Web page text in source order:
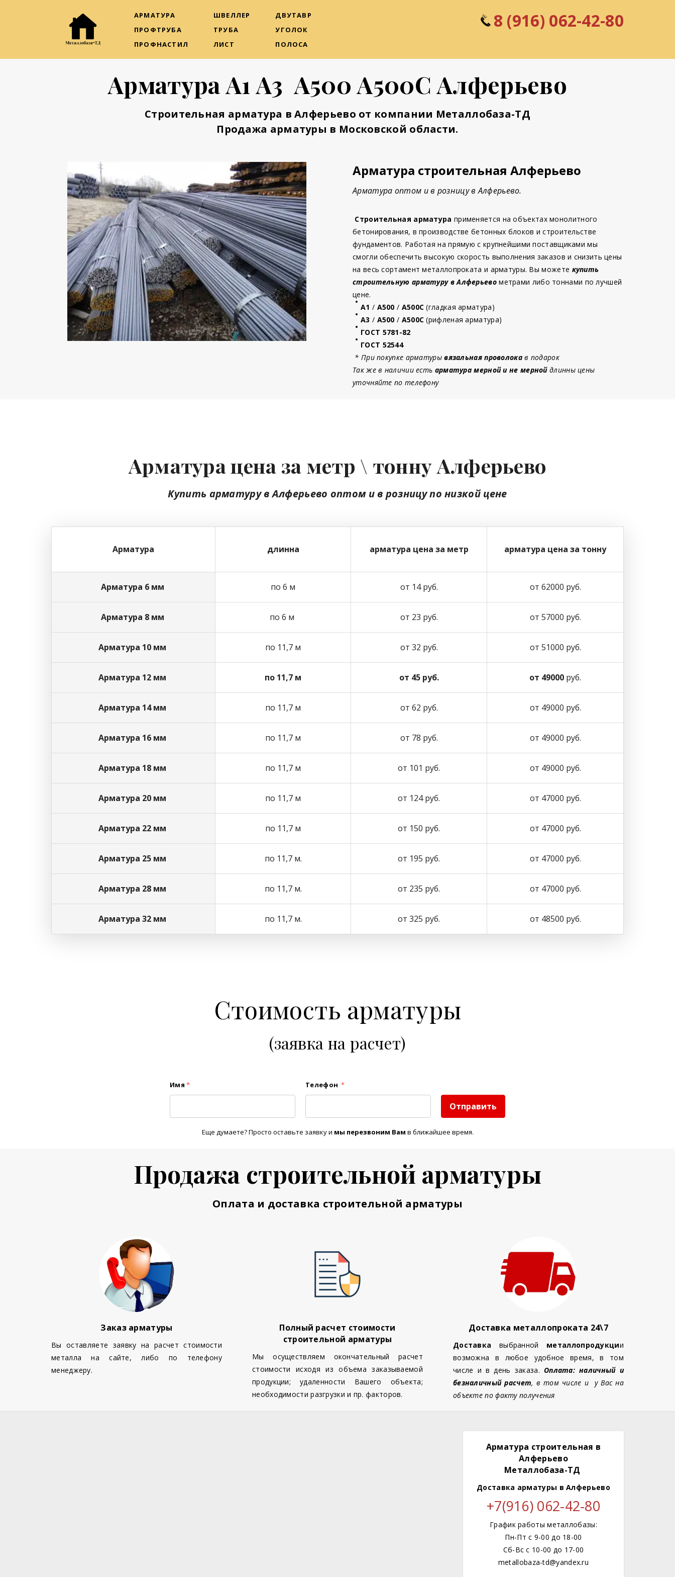
АРМАТУРА
ПРОФТРУБА
ПРОФНАСТИЛ
ШВЕЛЛЕР
ТРУБА
ЛИСТ
ДВУТАВР
УГОЛОК
ПОЛОСА
8 (916) 062-42-80
Арматура А1 А3 А500 А500С Алферьево
Строительная арматура в Алферьево от компании Металлобаза-ТД
Продажа арматуры в Московской области.
Арматура строительная Алферьево
Арматура оптом и в розницу в Алферьево.
Строительная арматура применяется на объектах монолитного
бетонирования, в производстве бетонных блоков и строительстве
фундаментов. Работая на прямую с крупнейшими поставщиками мы
смогли обеспечить высокую скорость выполнения заказов и снизить цены
на весь сортамент металлопроката и арматуры. Вы можете купить
строительную арматуру в Алферьевометрами либо тоннами по лучшей
цене.
А1 / А500 / А500С (гладкая арматура)
А3 / А500 / А500С (рифленая арматура)
ГОСТ 5781-82
ГОСТ 52544
* При покупке арматурывязальная проволокав подарок
Так же в наличии есть арматура мерной и не мернойдлинны цены
уточняйте по телефону
Арматура цена за метр \ тонну Алферьево
Купить арматуру в Алферьево оптоми в розницупо низкой цене
Арматура длинна арматура цена за метр арматура цена за тонну
Арматура 6 мм по 6 м от 14 руб. от 62000 руб.
Арматура 8 мм по 6 м от 23 руб. от 57000 руб.
Арматура 10 мм по 11,7 м от 32 руб. от 51000 руб.
Арматура 12 мм по 11,7 м от 45 руб. от 49000 руб.
Арматура 14 мм по 11,7 м от 62 руб. от 49000 руб.
Арматура 16 мм по 11,7 м от 78 руб. от 49000 руб.
Арматура 18 мм по 11,7 м от 101 руб. от 49000 руб.
Арматура 20 мм по 11,7 м от 124 руб. от 47000 руб.
Арматура 22 мм по 11,7 м от 150 руб. от 47000 руб.
Арматура 25 мм по 11,7 м. от 195 руб. от 47000 руб.
Арматура 28 мм по 11,7 м. от 235 руб. от 47000 руб.
Арматура 32 мм по 11,7 м. от 325 руб. от 48500 руб.
Стоимость арматуры
(заявка на расчет)
Имя * Телефон *
Отправить
Еще думаете? Просто оставьте заявку и мы перезвоним Вам в ближайшее время.
Продажа строительной арматуры
Оплата и доставка строительной арматуры
Заказ арматуры
Вы оставляете заявку на расчет стоимости
металла на сайте, либо по телефону
менеджеру.
Полный расчет стоимости
строительной арматуры
Мы осуществляем окончательный расчет
стоимости исходя из объема заказываемой
продукции; удаленности Вашего объекта;
необходимости разгрузки и пр. факторов.
Доставка металлопроката 24\7
Доставка выбранной металлопродукции
возможна в любое удобное время, в том
числе и в день заказа. Оплата: наличный и
безналичный расчет, в том числе и у Вас на
объекте по факту получения
Арматура строительная в
Алферьево
Металлобаза-ТД
Доставка арматуры в Алферьево
+7(916) 062-42-80
График работы металлобазы:
Пн-Пт с 9-00 до 18-00
Сб-Вс с 10-00 до 17-00
metallobaza-td@yandex.ru